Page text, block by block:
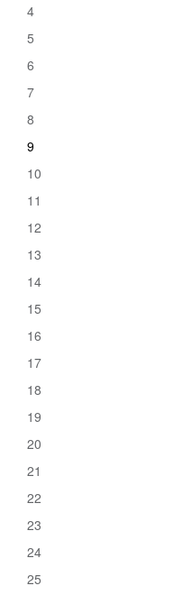
4
5
6
7
8
9
10
11
12
13
14
15
16
17
18
19
20
21
22
23
24
25